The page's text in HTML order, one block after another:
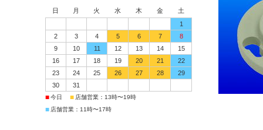
日 月 火 水 木 金
土
1
2
3 4 5 6 7
8
9
10 11 12 13 14
15
16
17 18 19 20 21
22
23
24 25 26 27 28
29
30
31
■今日 ■ 店舗営業：13時〜19時
■ 店舗営業：11時〜17時